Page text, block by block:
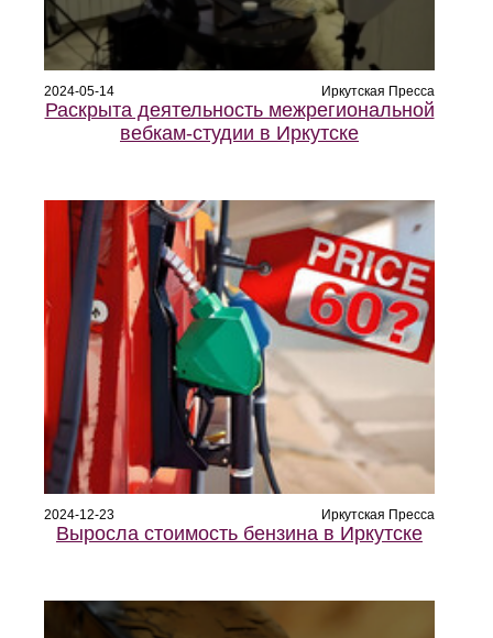
2024-05-14 Иркутская Пресса
Раскрыта деятельность межрегиональной
вебкам-студии в Иркутске
2024-12-23 Иркутская Пресса
Выросла стоимость бензина в Иркутске